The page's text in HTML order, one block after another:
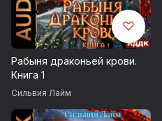
Запись 2021 г.
Возрастные ограничения 18+
© Генер Марго, Ястреб Лана
© ИДДК
Рабыня драконьей крови.
Книга 1
Сильвия Лайм